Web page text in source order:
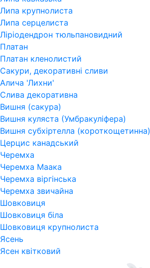
Липа крупнолиста
Липа серцелиста
Ліріодендрон тюльпановидний
Платан
Платан кленолистий
Сакури, декоративні сливи
Алича 'Лихни'
Слива декоративна
Вишня (сакура)
Вишня куляста (Умбракуліфера)
Вишня субхіртелла (короткощетинна)
Церцис канадський
Черемха
Черемха Маака
Черемха віргінська
Черемха звичайна
Шовковиця
Шовковиця біла
Шовковиця крупнолиста
Ясень
Ясен квітковий